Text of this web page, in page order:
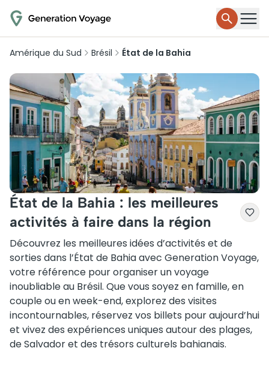
Amérique du Sud Brésil État de la Bahia
État de la Bahia : les meilleures
activités à faire dans la région
Découvrez les meilleures idées d’activités et de
sorties dans l’État de Bahia avec Generation Voyage,
votre référence pour organiser un voyage
inoubliable au Brésil. Que vous soyez en famille, en
couple ou en week-end, explorez des visites
incontournables, réservez vos billets pour aujourd’hui
et vivez des expériences uniques autour des plages,
de Salvador et des trésors culturels bahianais.